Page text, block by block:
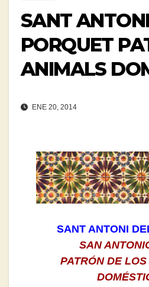
SANT
PORQUET
ANIMALS
ENE 20, 2014
SANT ANTONI
SAN
PATRÓN DE